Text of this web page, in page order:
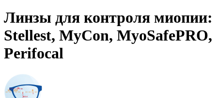
Линзы для контроля миопии:
Stellest, MyCon, MyoSafePRO,
Perifocal